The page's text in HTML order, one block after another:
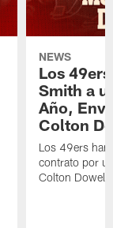
NEWS
Los
Smith a
Año,
Colton
Los 49ers
contrato por
Colton Dowell.